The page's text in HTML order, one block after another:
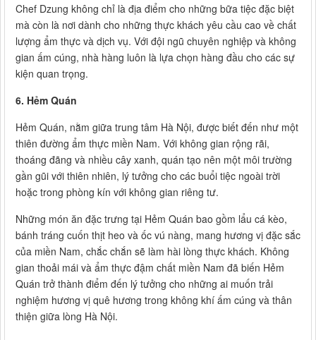
Chef Dzung không chỉ là địa điểm cho những bữa tiệc đặc biệt
mà còn là nơi dành cho những thực khách yêu cầu cao về chất
lượng ẩm thực và dịch vụ. Với đội ngũ chuyên nghiệp và không
gian ấm cúng, nhà hàng luôn là lựa chọn hàng đầu cho các sự
kiện quan trọng.
6. Hẻm Quán
Hẻm Quán, nằm giữa trung tâm Hà Nội, được biết đến như một
thiên đường ẩm thực miền Nam. Với không gian rộng rãi,
thoáng đãng và nhiều cây xanh, quán tạo nên một môi trường
gần gũi với thiên nhiên, lý tưởng cho các buổi tiệc ngoài trời
hoặc trong phòng kín với không gian riêng tư.
Những món ăn đặc trưng tại Hẻm Quán bao gồm lẩu cá kèo,
bánh tráng cuốn thịt heo và ốc vú nàng, mang hương vị đặc sắc
của miền Nam, chắc chắn sẽ làm hài lòng thực khách. Không
gian thoải mái và ẩm thực đậm chất miền Nam đã biến Hẻm
Quán trở thành điểm đến lý tưởng cho những ai muốn trải
nghiệm hương vị quê hương trong không khí ấm cúng và thân
thiện giữa lòng Hà Nội.